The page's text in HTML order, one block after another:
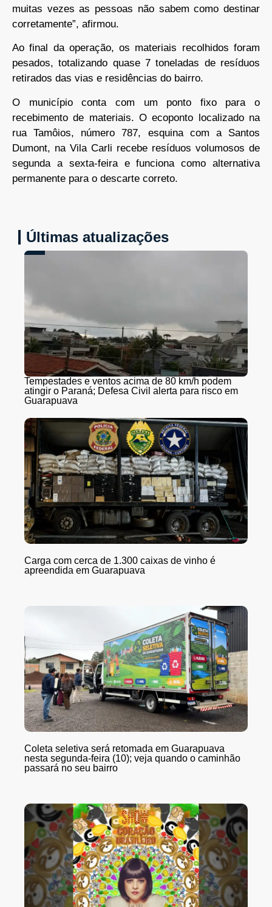
muitas vezes as pessoas não sabem como destinar
corretamente”, afirmou.
Ao final da operação, os materiais recolhidos foram
pesados, totalizando quase 7 toneladas de resíduos
retirados das vias e residências do bairro.
O município conta com um ponto fixo para o
recebimento de materiais. O ecoponto localizado na
rua Tamôios, número 787, esquina com a Santos
Dumont, na Vila Carli recebe resíduos volumosos de
segunda a sexta-feira e funciona como alternativa
permanente para o descarte correto.
Últimas atualizações
Tempestades e ventos acima de 80 km/h podem
atingir o Paraná; Defesa Civil alerta para risco em
Guarapuava
Carga com cerca de 1.300 caixas de vinho é
apreendida em Guarapuava
Coleta seletiva será retomada em Guarapuava
nesta segunda-feira (10); veja quando o caminhão
passará no seu bairro